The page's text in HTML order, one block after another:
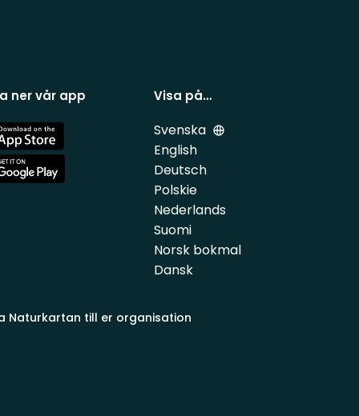
ner vår app Visa på…
Svenska
English
Deutsch
Polskie
Nederlands
Suomi
Norsk bokmal
Dansk
Naturkartan till er organisation